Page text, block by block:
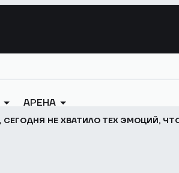
АРЕНА
НЕ ХВАТИЛО ТЕХ ЭМОЦИЙ,